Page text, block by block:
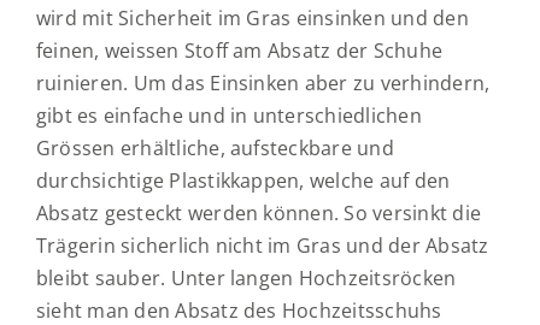
wird mit Sicherheit im Gras einsinken und den
feinen, weissen Stoff am Absatz der Schuhe
ruinieren. Um das Einsinken aber zu verhindern,
gibt es einfache und in unterschiedlichen
Grössen erhältliche, aufsteckbare und
durchsichtige Plastikkappen, welche auf den
Absatz gesteckt werden können. So versinkt die
Trägerin sicherlich nicht im Gras und der Absatz
bleibt sauber. Unter langen Hochzeitsröcken
sieht man den Absatz des Hochzeitsschuhs